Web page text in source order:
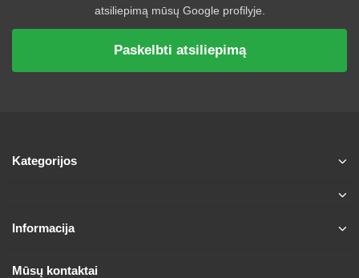
atsiliepimą mūsų Google profilyje.
Paskelbti atsiliepimą
Kategorijos
Informacija
Mūsų kontaktai